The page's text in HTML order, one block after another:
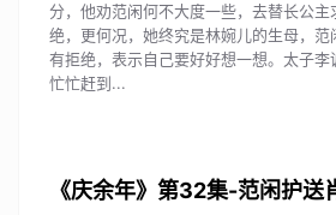
分，他劝范闲何不大度一些，去替长公
绝，更何况，她终究是林婉儿的生母，
有拒绝，表示自己要好好想一想。太子李
忙忙赶到...
《庆余年》第32集-范闲护送